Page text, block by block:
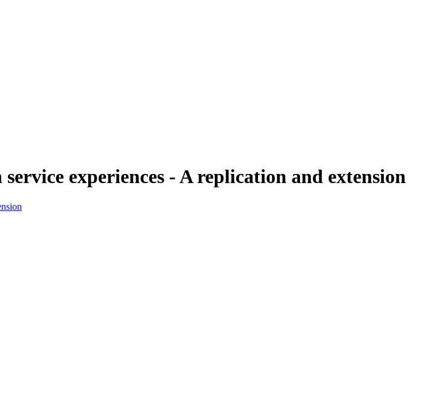
experiences - A replication and extension